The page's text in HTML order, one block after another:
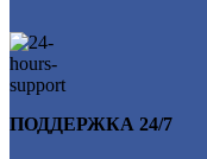
ПОДДЕРЖКА 24/7